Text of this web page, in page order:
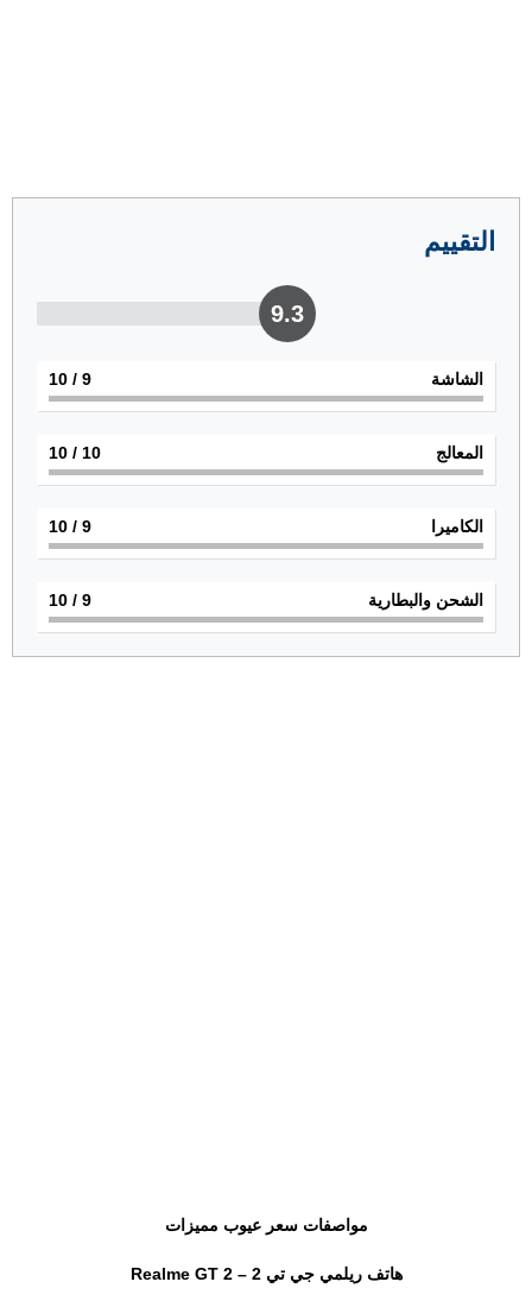
التقييم
9.3
الشاشة 9
/ 10
المعالج 10
/ 10
الكاميرا 9
/ 10
الشحن والبطارية 9
/ 10
مواصفات سعر عيوب مميزات
هاتف ريلمي جي تي 2 – Realme GT 2